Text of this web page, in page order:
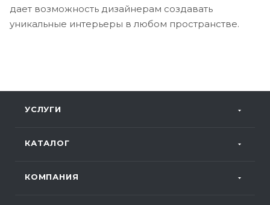
дает возможность дизайнерам создавать
уникальные интерьеры в любом пространстве.
УСЛУГИ
КАТАЛОГ
КОМПАНИЯ